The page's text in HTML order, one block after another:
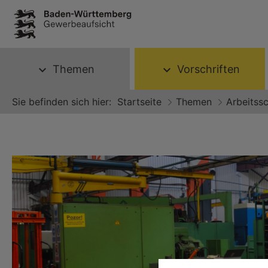
expand_more Themen expand_more Vorschriften
Sie befinden sich hier: Startseite Themen